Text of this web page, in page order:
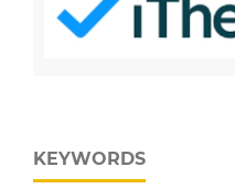
KEYWORDS